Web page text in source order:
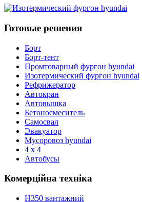
Готовые решения
Борт
Борт-тент
Промтоварный фургон hyundai
Изотермический фургон hyundai
Рефрижератор
Автокран
Автовышка
Бетоносмеситель
Самосвал
Эвакуатор
Мусоровоз hyundai
4 x 4
Автобусы
Комерційна техніка
H350 вантажний